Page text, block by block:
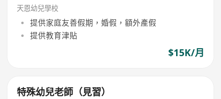
天恩幼兒學校
提供家庭友善假期，婚假，額外產假
提供教育津貼
$15K/月
特殊幼兒老師（見習）